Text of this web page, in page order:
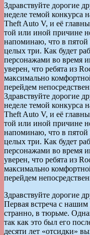
Здравствуйте дорогие
неделе темой конкурса
Theft Auto V, и её
той или иной причине
напоминаю, что в пятой
целых три. Как будет
персонажами во время
уверен, что ребята из
максимально
перейдем
Здравствуйте дорогие
неделе темой конкурса
Theft Auto V, и её
той или иной причине
напоминаю, что в пятой
целых три. Как будет
персонажами во время
уверен, что ребята из
максимально
перейдем
Здравствуйте дорогие
Первая встреча с
странно, в тюрьме.
так как это был его
десяти лет «отсидки»